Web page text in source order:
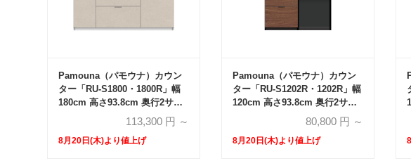
Pamouna（パモウナ）カウン
ター「RU-S1800・1800R」幅
180cm 高さ93.8cm 奥行2サイ
ズ（44.5cm・50cm）全4色
113,300円 ～
8月20日(木)より値上げ
Pamouna（パモウナ）カウン
ター「RU-S1202R・1202R」幅
120cm 高さ93.8cm 奥行2サイ
ズ（44.5cm・50cm）全4色
80,800円 ～
8月20日(木)より値上げ